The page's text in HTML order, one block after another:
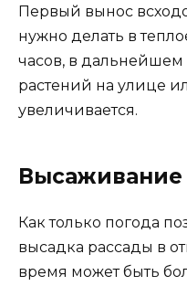
Первый вынос
нужно делать в
часов, в
растений на улице
увеличивается.
Высаживание
Как только погода
высадка рассады в
время может быть